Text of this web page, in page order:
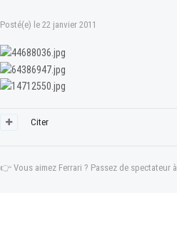
Posté(e) le 22 janvier 2011
Citer
👉 Vous aimez Ferrari ? Passez de spectateur